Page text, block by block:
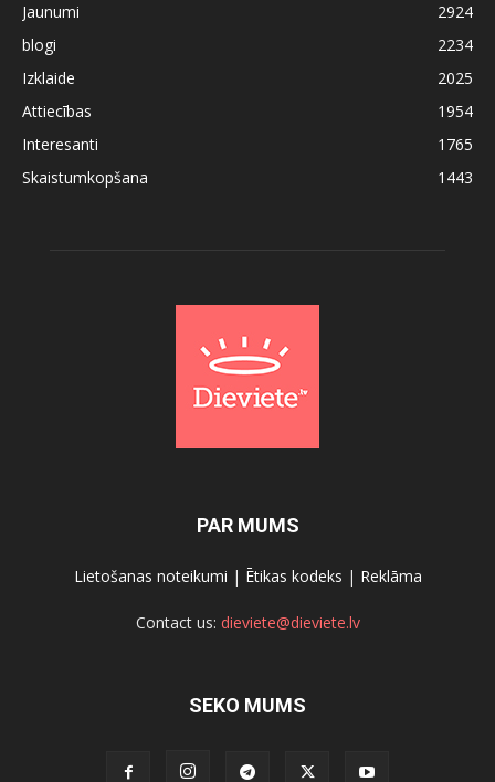
Jaunumi
2924
blogi
2234
Izklaide
2025
Attiecības
1954
Interesanti
1765
Skaistumkopšana
1443
PAR MUMS
Lietošanas noteikumi | Ētikas kodeks | Reklāma
Contact us: dieviete@dieviete.lv
SEKO MUMS